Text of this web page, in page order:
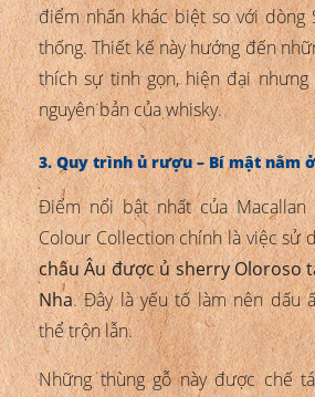
điểm nhấn khác biệt so với dòng
thống. Thiết kế này hướng đến
thích sự tinh gọn, hiện đại
nguyên bản của whisky.
3. Quy trình ủ rượu – Bí mật nằm
Điểm nổi bật nhất của Macallan
Colour Collection chính là việc sử
châu Âu được ủ sherry Oloroso
Nha. Đây là yếu tố làm nên dấu
thể trộn lẫn.
Những thùng gỗ này được chế